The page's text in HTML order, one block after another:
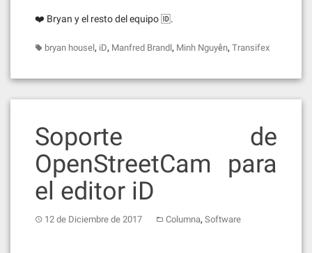
❤️ Bryan y el resto del equipo 🆔.
bryan housel, iD, Manfred Brandl, Minh Nguyễn, Transifex
Soporte de
OpenStreetCam para
el editor iD
12 de Diciembre de 2017 Columna, Software